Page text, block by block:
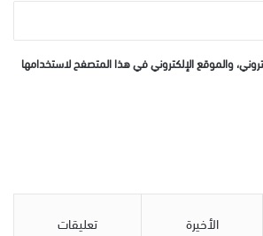
والموقع الإلكتروني في هذا المتصفح لاستخدامها
الأخيرة تعليقات